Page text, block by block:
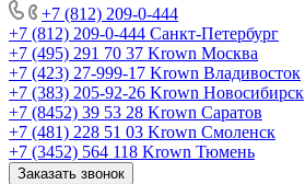
+7 (812) 209-0-444
+7 (812) 209-0-444 Санкт-Петербург
+7 (495) 291 70 37 Krown Москва
+7 (423) 27-999-17 Krown Владивосток
+7 (383) 205-92-26 Krown Новосибирск
+7 (8452) 39 53 28 Krown Саратов
+7 (481) 228 51 03 Krown Смоленск
+7 (3452) 564 118 Krown Тюмень
Заказать звонок